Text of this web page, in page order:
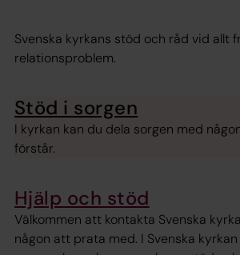
Svenska kyrkans stöd och råd vid allt
relationsproblem.
Stöd i sorgen
I kyrkan kan du dela sorgen med
förstår.
Hjälp och stöd
Välkommen att kontakta Svenska
någon att prata med. I Svenska